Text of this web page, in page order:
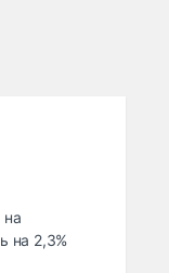
на
на 2,3%